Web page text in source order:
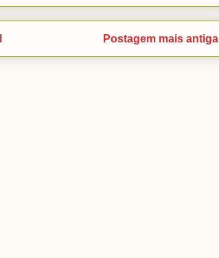
Postagem mais antiga